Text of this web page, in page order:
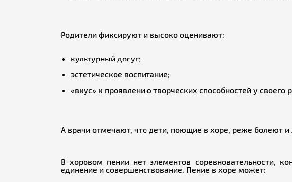
Родители фиксируют и высоко оценивают:
культурный досуг;
эстетическое воспитание;
«вкус» к проявлению творческих способностей у своего
А врачи отмечают, что дети, поющие в хоре, реже болеют и
В хоровом пении нет элементов соревновательности,
единение и совершенствование. Пение в хоре может: